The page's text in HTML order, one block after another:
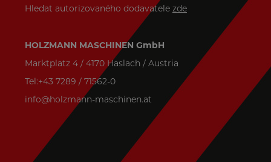
Hledat autorizovaného dodavatele zde
HOLZMANN MASCHINEN GmbH
Marktplatz 4 / 4170 Haslach / Austria
Tel:+43 7289 / 71562-0
info@holzmann-maschinen.at